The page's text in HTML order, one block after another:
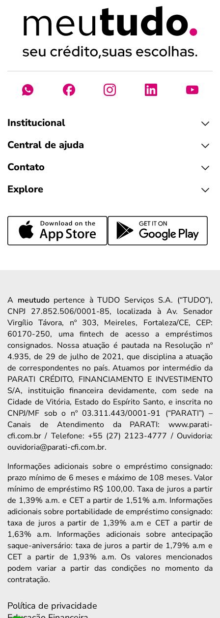
Institucional
Central de ajuda
Contato
Explore
A meutudopertence à TUDO Serviços S.A. (“TUDO”),
CNPJ 27.852.506/0001-85, localizada à Av. Senador
Virgílio Távora, nº 303, Meireles, Fortaleza/CE, CEP:
60170-250, uma fintech de acesso a empréstimos
consignados. Nossa atuação é pautada na Resolução nº
4.935, de 29 de julho de 2021, que disciplina a atuação
de correspondentes no país. Atuamos por intermédio da
PARATI CRÉDITO, FINANCIAMENTO E INVESTIMENTO
S/A, instituição financeira devidamente, com sede na
Cidade de Vitória, Estado do Espírito Santo, e inscrita no
CNPJ/MF sob o nº 03.311.443/0001-91 (“PARATI”) –
Canais de Atendimento da PARATI: www.parati-
cfi.com.br / Telefone: +55 (27) 2123-4777 / Ouvidoria:
ouvidoria@parati-cfi.com.br.
Informações adicionais sobre o empréstimo consignado:
prazo mínimo de 6 meses e máximo de 108 meses. Valor
mínimo de empréstimo R$ 100,00. Taxa de juros a partir
de 1,39% a.m. e CET a partir de 1,51% a.m. Informações
adicionais sobre portabilidade de empréstimo consignado:
taxa de juros a partir de 1,39% a.m e CET a partir de
1,63% a.m. Informações adicionais sobre antecipação
saque-aniversário: taxa de juros a partir de 1,79% a.m e
CET a partir de 1,93% a.m. Os valores mencionados
podem variar a partir das condições no momento da
contratação.
Política de privacidade